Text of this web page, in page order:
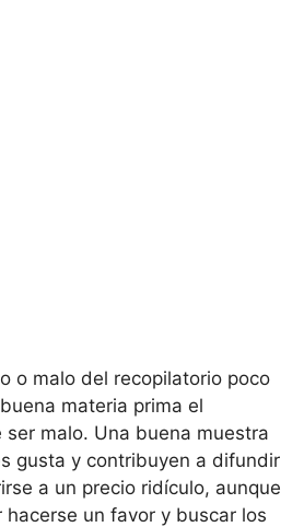
o malo del recopilatorio poco
materia prima el
malo. Una buena muestra
gusta y contribuyen a difundir
a un precio ridículo, aunque
hacerse un favor y buscar los